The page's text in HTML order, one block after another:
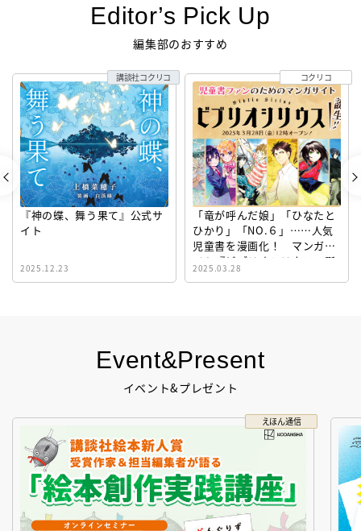
Event&Present
イベント&プレゼント
えほん通信
Editor’s Pick Up
編集部のおすすめ
『神の蝶、舞う果て』公式サ
イト
2025.12.23
講談社コクリコ
「竜が呼んだ娘」「ひなたと
ひかり」「NO.６」……人気
児童書を漫画化！ マンガサ
イト『ビブリオシリウス』誕
生！
2025.03.28
コクリコ